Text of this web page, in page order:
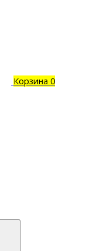
Корзина 0